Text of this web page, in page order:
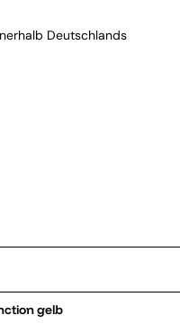
Deutschlands
G-Hike Function gelb